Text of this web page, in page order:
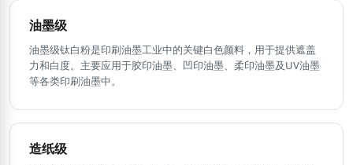
油墨级
油墨级钛白粉是印刷油墨工业中的关键白色颜料，用于提供遮盖
力和白度。主要应用于胶印油墨、凹印油墨、柔印油墨及UV油墨
等各类印刷油墨中。
造纸级